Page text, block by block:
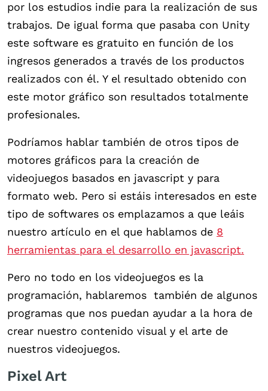
por los estudios indie para la realización de sus
trabajos. De igual forma que pasaba con Unity
este software es gratuito en función de los
ingresos generados a través de los productos
realizados con él. Y el resultado obtenido con
este motor gráfico son resultados totalmente
profesionales.
Podríamos hablar también de otros tipos de
motores gráficos para la creación de
videojuegos basados en javascript y para
formato web. Pero si estáis interesados en este
tipo de softwares os emplazamos a que leáis
nuestro artículo en el que hablamos de 8
herramientas para el desarrollo en javascript.
Pero no todo en los videojuegos es la
programación, hablaremos también de algunos
programas que nos puedan ayudar a la hora de
crear nuestro contenido visual y el arte de
nuestros videojuegos.
Pixel Art